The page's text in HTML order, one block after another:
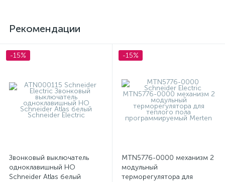
Рекомендации
-15%
Звонковый выключатель
одноклавишный НО
Schneider Atlas белый
-15%
MTN5776-0000 механизм 2
модульный
терморегулятора для